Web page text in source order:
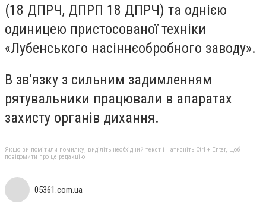
(18 ДПРЧ, ДПРП 18 ДПРЧ) та однією
одиницею пристосованої техніки
«Лубенського насіннєобробного заводу».
В зв’язку з сильним задимленням
рятувальники працювали в апаратах
захисту органів дихання.
Якщо ви помітили помилку, виділіть необхідний текст і натисніть Ctrl + Enter, щоб
повідомити про це редакцію
05361.com.ua